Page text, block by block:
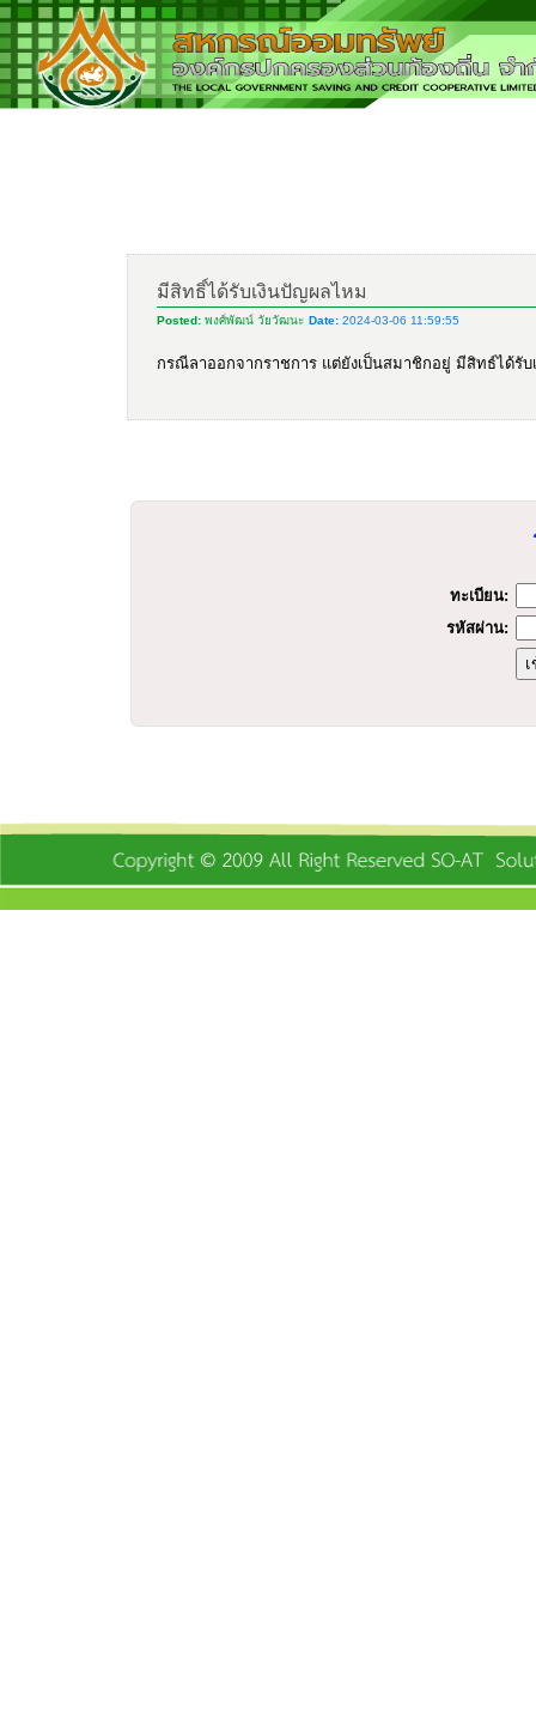
มีสิทธิ์ได้รับเงินปัญผลไหม
Posted: พงศ์พัฒน์ วัยวัฒนะ Date: 2024-03-06 11:59:55
กรณีลาออกจากราชการ แต่ยังเป็นสมาชิกอยู่ มีสิทธ์ได้รั
ทะเบียน:
รหัสผ่าน: